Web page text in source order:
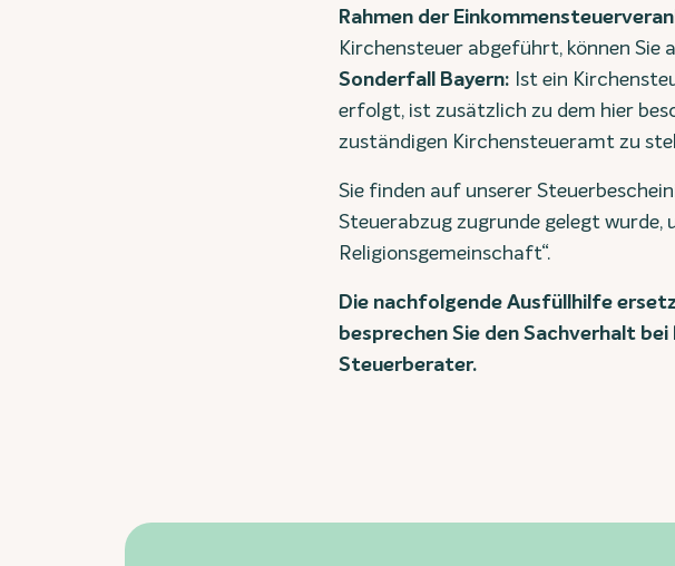
Rahmen der
Kirchensteuer abgeführt, können
Sonderfall Bayern: Ist ein
erfolgt, ist zusätzlich zu dem hier
zuständigen Kirchensteueramt zu
Sie finden auf unserer
Steuerabzug zugrunde gelegt wurde,
Religionsgemeinschaft“.
Die nachfolgende Ausfüllhilfe
besprechen Sie den Sachverhalt
Steuerberater.